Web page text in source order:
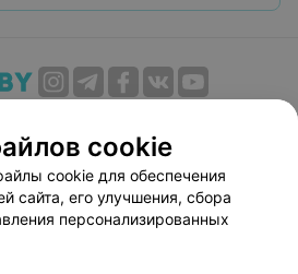
Публичный договор
соглашение
Способы оплаты
Партнеры
cookie
cookie для обеспечения
сайта, его улучшения, сбора
персонализированных